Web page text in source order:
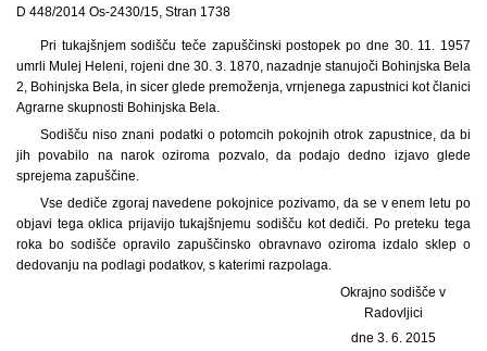
D 448/2014 Os-2430/15, Stran 1738
Pri tukajšnjem sodišču teče zapuščinski postopek po dne 30. 11. 1957
umrli Mulej Heleni, rojeni dne 30. 3. 1870, nazadnje stanujoči Bohinjska Bela
2, Bohinjska Bela, in sicer glede premoženja, vrnjenega zapustnici kot članici
Agrarne skupnosti Bohinjska Bela.
Sodišču niso znani podatki o potomcih pokojnih otrok zapustnice, da bi
jih povabilo na narok oziroma pozvalo, da podajo dedno izjavo glede
sprejema zapuščine.
Vse dediče zgoraj navedene pokojnice pozivamo, da se v enem letu po
objavi tega oklica prijavijo tukajšnjemu sodišču kot dediči. Po preteku tega
roka bo sodišče opravilo zapuščinsko obravnavo oziroma izdalo sklep o
dedovanju na podlagi podatkov, s katerimi razpolaga.
Okrajno sodišče v
Radovljici
dne 3. 6. 2015